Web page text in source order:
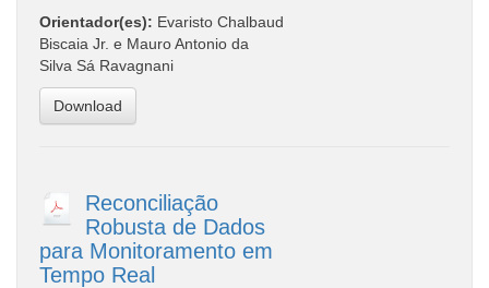
Orientador(es): Evaristo Chalbaud
Biscaia Jr. e Mauro Antonio da
Silva Sá Ravagnani
Download
Reconciliação
Robusta de Dados
para Monitoramento em
Tempo Real